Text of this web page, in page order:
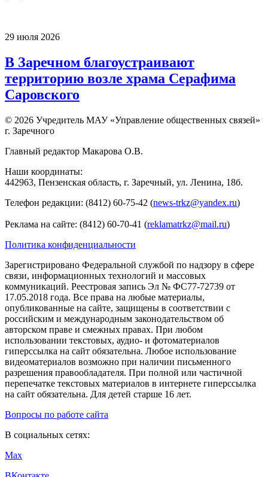
29 июля 2026
В Заречном благоустраивают
территорию возле храма Серафима
Саровского
© 2026 Учредитель МАУ «Управление общественных связей»
г. Заречного
Главный редактор Макарова О.В.
Наши координаты:
442963, Пензенская область, г. Заречный, ул. Ленина, 18б.
Телефон редакции: (8412) 60-75-42 (news-trkz@yandex.ru)
Реклама на сайте: (8412) 60-70-41 (reklamatrkz@mail.ru)
Политика конфиденциальности
Зарегистрировано Федеральной службой по надзору в сфере
связи, информационных технологий и массовых
коммуникаций. Реестровая запись Эл № ФС77-72739 от
17.05.2018 года. Все права на любые материалы,
опубликованные на сайте, защищены в соответствии с
российским и международным законодательством об
авторском праве и смежных правах. При любом
использовании текстовых, аудио- и фотоматериалов
гиперссылка на сайт обязательна. Любое использование
видеоматериалов возможно при наличии письменного
разрешения правообладателя. При полной или частичной
перепечатке текстовых материалов в интернете гиперссылка
на сайт обязательна. Для детей старше 16 лет.
Вопросы по работе сайта
В социальных сетях:
Max